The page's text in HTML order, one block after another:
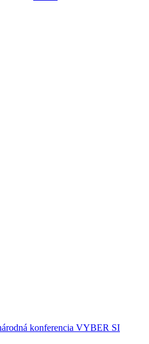
konferencia VYBER SI